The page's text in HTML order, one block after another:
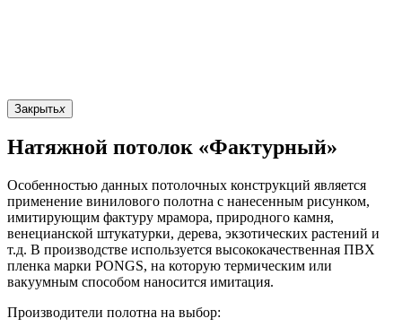
Закрытьx
Натяжной потолок «Фактурный»
Особенностью данных потолочных конструкций является
применение винилового полотна с нанесенным рисунком,
имитирующим фактуру мрамора, природного камня,
венецианской штукатурки, дерева, экзотических растений и
т.д. В производстве используется высококачественная ПВХ
пленка марки PONGS, на которую термическим или
вакуумным способом наносится имитация.
Производители полотна на выбор: